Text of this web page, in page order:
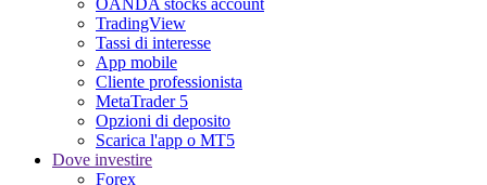
TradingView
Tassi di interesse
App mobile
Cliente professionista
MetaTrader 5
Opzioni di deposito
Scarica l'app o MT5
Dove investire
Forex